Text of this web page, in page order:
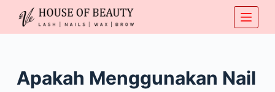
Apakah Menggunakan Nail